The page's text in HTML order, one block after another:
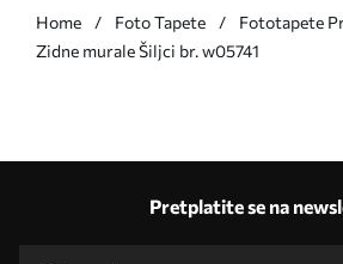
Home Foto Tapete
Fototapete
Zidne murale Šiljci br. w05741
Pretplatite se na